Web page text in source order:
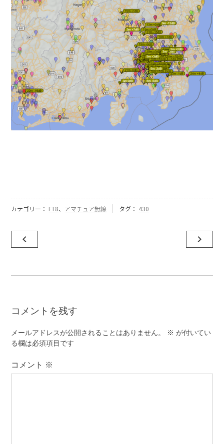
カテゴリー： FT8、 アマチュア無線 タグ： 430
稿
ー
シ
ョ
navigate_before navigate_next
コメントを残す
メールアドレスが公開されることはありません。 ※ が付いてい
る欄は必須項目です
コメント ※